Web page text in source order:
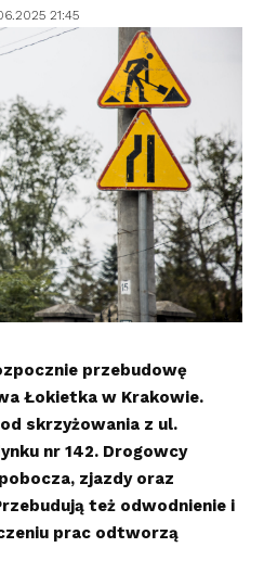
21:45
przebudowę
Łokietka w Krakowie.
skrzyżowania z ul.
nr 142. Drogowcy
zjazdy oraz
też odwodnienie i
prac odtworzą